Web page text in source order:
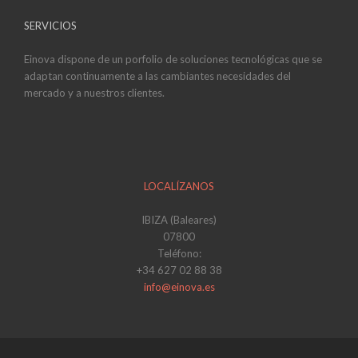
SERVICIOS
Einova dispone de un porfolio de soluciones tecnológicas que se
adaptan continuamente a las cambiantes necesidades del
mercado y a nuestros clientes.
LOCALÍZANOS
IBIZA (Baleares)
07800
Teléfono:
+34 627 02 88 38
info@einova.es